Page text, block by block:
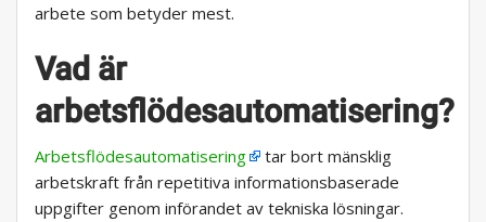
arbete som betyder mest.
Vad är
arbetsflödesautomatisering?
Arbetsflödesautomatisering
tar bort mänsklig
arbetskraft från repetitiva informationsbaserade
uppgifter genom införandet av tekniska lösningar.